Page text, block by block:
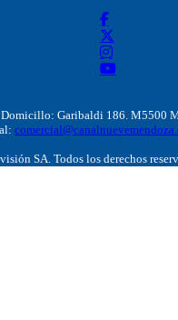
Garibaldi 186. M5500
SA. Todos los derechos